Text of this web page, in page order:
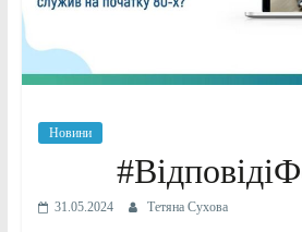
Новини
31.05.2024 Тетяна Сухова